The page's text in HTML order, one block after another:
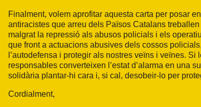
Finalment, volem aprofitar aquesta carta per posar
antiracistes que arreu dels Països Catalans
malgrat la repressió als abusos policials i els
que front a actuacions abusives dels cossos
l’autodefensa i protegir als nostres veïns i veïnes.
responsables converteixen l’estat d’alarma en una
solidària plantar-hi cara i, si cal, desobeir-lo per
Cordialment,